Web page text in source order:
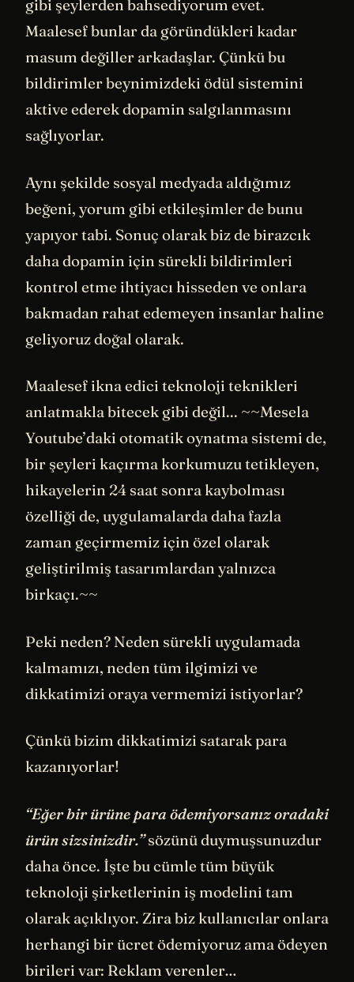
gibi şeylerden bahsediyorum evet.
Maalesef bunlar da göründükleri kadar
masum değiller arkadaşlar. Çünkü bu
bildirimler beynimizdeki ödül sistemini
aktive ederek dopamin salgılanmasını
sağlıyorlar.
Aynı şekilde sosyal medyada aldığımız
beğeni, yorum gibi etkileşimler de bunu
yapıyor tabi. Sonuç olarak biz de birazcık
daha dopamin için sürekli bildirimleri
kontrol etme ihtiyacı hisseden ve onlara
bakmadan rahat edemeyen insanlar haline
geliyoruz doğal olarak.
Maalesef ikna edici teknoloji teknikleri
anlatmakla bitecek gibi değil... ~~Mesela
Youtube’daki otomatik oynatma sistemi de,
bir şeyleri kaçırma korkumuzu tetikleyen,
hikayelerin 24 saat sonra kaybolması
özelliği de, uygulamalarda daha fazla
zaman geçirmemiz için özel olarak
geliştirilmiş tasarımlardan yalnızca
birkaçı.~~
Peki neden? Neden sürekli uygulamada
kalmamızı, neden tüm ilgimizi ve
dikkatimizi oraya vermemizi istiyorlar?
Çünkü bizim dikkatimizi satarak para
kazanıyorlar!
“Eğer bir ürüne para ödemiyorsanız oradaki
ürün sizsinizdir.”sözünü duymuşsunuzdur
daha önce. İşte bu cümle tüm büyük
teknoloji şirketlerinin iş modelini tam
olarak açıklıyor. Zira biz kullanıcılar onlara
herhangi bir ücret ödemiyoruz ama ödeyen
birileri var: Reklam verenler…